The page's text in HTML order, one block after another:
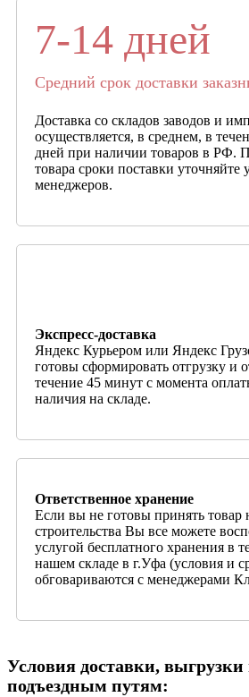
7-14 дней
Средний срок доставки
Доставка со складов заводов и
осуществляется, в среднем, в
дней при наличии товаров в РФ.
товара сроки поставки уточняйте
менеджеров.
Экспресс-доставка
Яндекс Курьером или Яндекс
готовы сформировать отгрузку и
течение 45 минут с момента
наличия на складе.
Ответственное хранение
Если вы не готовы принять товар
строительства Вы все можете
услугой бесплатного хранения в
нашем складе в г.Уфа (условия и
обговариваются с менеджерами
Условия доставки,
подъездным путям: